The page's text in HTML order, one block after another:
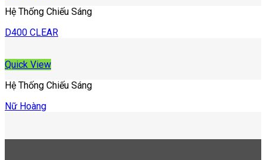
Hệ Thống Chiếu Sáng
D400 CLEAR
Quick View
Hệ Thống Chiếu Sáng
Nữ Hoàng